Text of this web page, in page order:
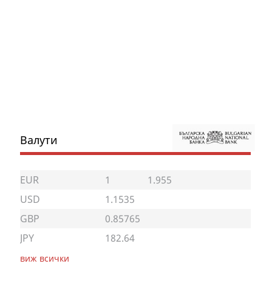
Валути
EUR 1
1.955
USD
1.1535
GBP
0.85765
JPY
182.64
виж всички